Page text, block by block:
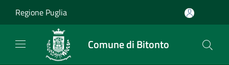
Regione Puglia
Comune di Bitonto